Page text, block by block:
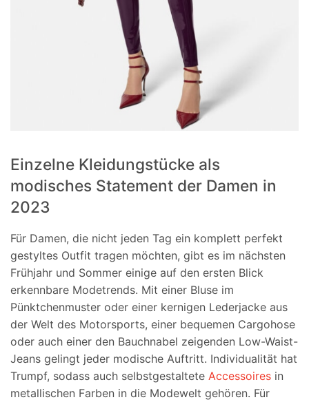
Einzelne Kleidungstücke als
modisches Statement der Damen in
2023
Für Damen, die nicht jeden Tag ein komplett perfekt
gestyltes Outfit tragen möchten, gibt es im nächsten
Frühjahr und Sommer einige auf den ersten Blick
erkennbare Modetrends. Mit einer Bluse im
Pünktchenmuster oder einer kernigen Lederjacke aus
der Welt des Motorsports, einer bequemen Cargohose
oder auch einer den Bauchnabel zeigenden Low-Waist-
Jeans gelingt jeder modische Auftritt. Individualität hat
Trumpf, sodass auch selbstgestaltete Accessoires in
metallischen Farben in die Modewelt gehören. Für